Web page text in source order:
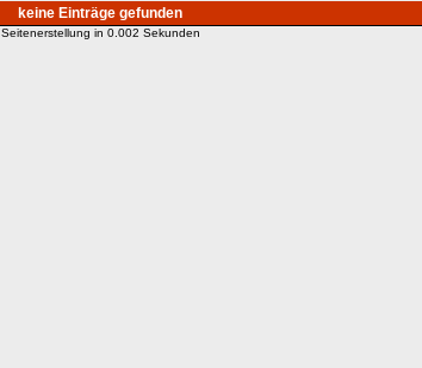
keine Einträge gefunden
Seitenerstellung in 0.002 Sekunden